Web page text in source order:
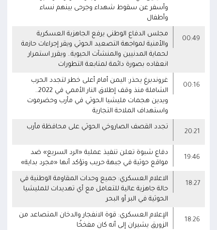
وأسفر عن سقوط شهداء وجرحى بينهم نساء
وأطفال
00:49
مجلس الدفاع الوطني يرفع الجاهزية العسكرية
والأمنية لمواجهة التصعيد الحوثي ويقر إجراءات حازمة
لحماية المدنيين والمنشآت الحيوية.. ويقرر استمرار
انعقاده بصورة دائمة لمتابعة التطورات
00:16
غروندبرغ يحذر: اليمن أمام أعلى خطر لتجدد الحرب
الشاملة منذ وقف إطلاق النار الأممي في 2022..
ويدين هجمات مليشيا الحوثي في مأرب وحضرموت
واستهداف الملاحة التجارية
20:21
تجدد القصف الصاروخي الحوثي على محافظة مأرب
19:46
دفاع شبوة تعلن تنفيذ عملية «الرد السريع» ضد
مواقع حوثية في جبهة حريب وتؤكد أنها «مجرد بداية»
18:27
الاعلام العسكري: جميع وحدات المقاومة الوطنية في
حالة جاهزية عالية للتعامل مع أي تهديدات للمليشيا
الحوثية في البر أو البحر
18:26
الإعلام العسكري: قوة الانفجار والدخان المتصاعد من
الزورق يشيران إلى أنه كان مفخخًا